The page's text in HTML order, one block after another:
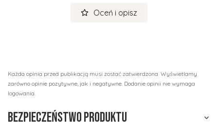
Oceń i opisz
Każda opinia przed publikacją musi zostać zatwierdzona. Wyświetlamy
zarówno opinie pozytywne, jak i negatywne. Dodanie opinii nie wymaga
logowania.
Bezpieczeństwo produktu